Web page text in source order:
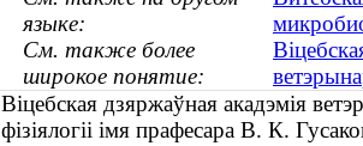
языке:
См. также более
широкое понятие:
Віцебская дзяржаўная акадэмія
фізіялогіі імя прафесара В. К.